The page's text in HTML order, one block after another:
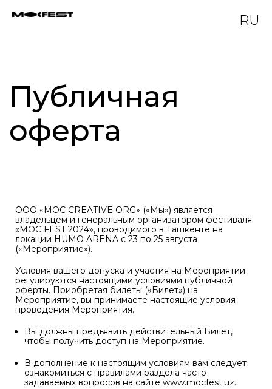
RU
Публичная
оферта
ООО «MOC CREATIVE ORG» («Мы») является
владельцем и генеральным организатором фестиваля
«MOC FEST 2024», проводимого в Ташкенте на
локации HUMO ARENA с 23 по 25 августа
(«Мероприятие»).
Условия вашего допуска и участия на Мероприятии
регулируются настоящими условиями публичной
оферты. Приобретая билеты («Билет») на
Мероприятие, вы принимаете настоящие условия
проведения Мероприятия.
Вы должны предъявить действительный Билет,
чтобы получить доступ на Мероприятие.
В дополнение к настоящим условиям вам следует
ознакомиться с правилами раздела часто
задаваемых вопросов на сайте www.mocfest.uz.